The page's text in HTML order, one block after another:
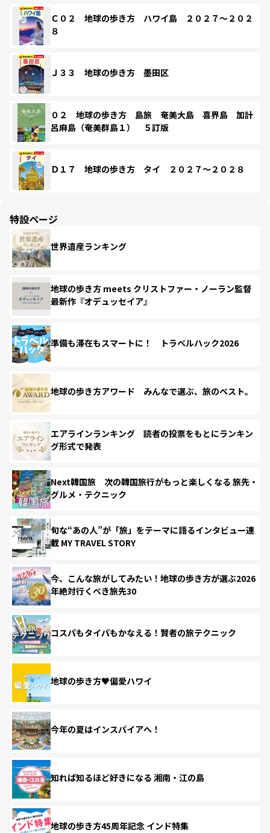
Ｃ０２ 地球の歩き方 ハワイ島 ２０２７～２０２
８
Ｊ３３ 地球の歩き方 墨田区
０２ 地球の歩き方 島旅 奄美大島 喜界島 加計
呂麻島（奄美群島１） ５訂版
Ｄ１７ 地球の歩き方 タイ ２０２７～２０２８
特設ページ
世界遺産ランキング
地球の歩き方 meets クリストファー・ノーラン監督
最新作『オデュッセイア』
準備も滞在もスマートに！ トラベルハック2026
地球の歩き方アワード みんなで選ぶ、旅のベスト。
エアラインランキング 読者の投票をもとにランキン
グ形式で発表
Next韓国旅 次の韓国旅行がもっと楽しくなる 旅先・
グルメ・テクニック
旬な“あの人”が「旅」をテーマに語るインタビュー連
載 MY TRAVEL STORY
今、こんな旅がしてみたい！地球の歩き方が選ぶ2026
年絶対行くべき旅先30
コスパもタイパもかなえる！賢者の旅テクニック
地球の歩き方♥偏愛ハワイ
今年の夏はインスパイアへ！
知れば知るほど好きになる 湘南・江の島
地球の歩き方45周年記念 インド特集